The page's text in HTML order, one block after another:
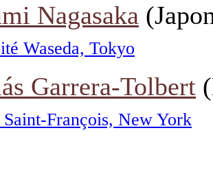
Nagasaka
Waseda, Tokyo
Garrera-Tolbert
François, New York